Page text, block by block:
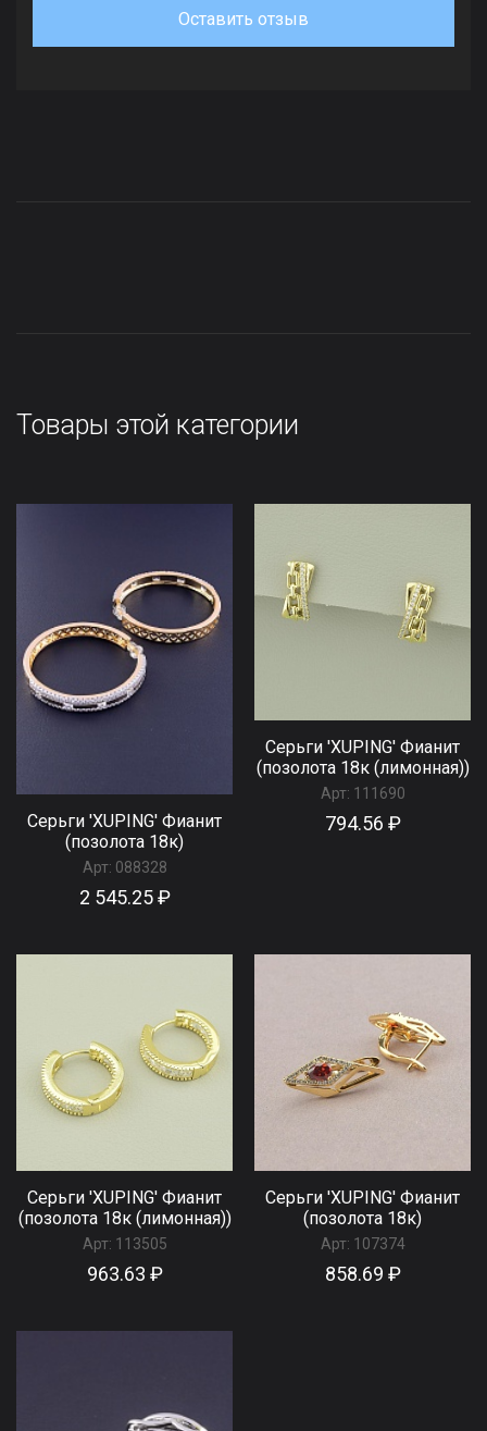
Оставить отзыв
Товары этой категории
Серьги 'XUPING' Фианит
(позолота 18к)
Арт: 088328
2 545.25 ₽
Серьги 'XUPING' Фианит
(позолота 18к (лимонная))
Арт: 111690
794.56 ₽
Серьги 'XUPING' Фианит
(позолота 18к (лимонная))
Арт: 113505
963.63 ₽
Серьги 'XUPING' Фианит
(позолота 18к)
Арт: 107374
858.69 ₽